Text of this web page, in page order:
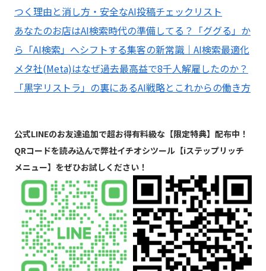
つく理由と消し方・安全なAI投稿チェックリスト
あなたのお店はAI検索時代の準備してる？「ググる」か
ら「AI検索」へシフトする集客の新常識｜AI検索最適化
メタ社(Meta)はなぜ過去最高益で8千人解雇したのか？
「黒字リストラ」の裏にあるAI戦略とこれからの働き方
公式LINEのお友達追加で超お得有料級な【限定特典】配布中！
QRコードを読み込んで弊社イチオシツール【iステップリッチ
メニュー】をぜひお試しください！